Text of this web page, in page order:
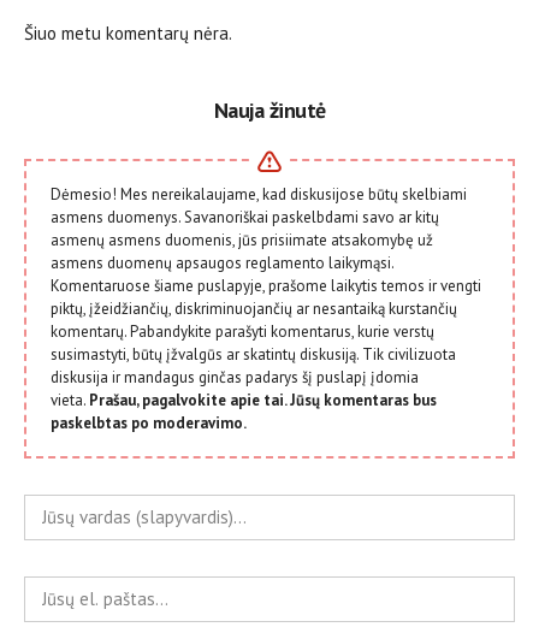
Šiuo metu komentarų nėra.
Nauja žinutė
Dėmesio! Mes nereikalaujame, kad diskusijose būtų skelbiami
asmens duomenys. Savanoriškai paskelbdami savo ar kitų
asmenų asmens duomenis, jūs prisiimate atsakomybę už
asmens duomenų apsaugos reglamento laikymąsi.
Komentaruose šiame puslapyje, prašome laikytis temos ir vengti
piktų, įžeidžiančių, diskriminuojančių ar nesantaiką kurstančių
komentarų. Pabandykite parašyti komentarus, kurie verstų
susimastyti, būtų įžvalgūs ar skatintų diskusiją. Tik civilizuota
diskusija ir mandagus ginčas padarys šį puslapį įdomia
vieta. Prašau, pagalvokite apie tai. Jūsų komentaras bus
paskelbtas po moderavimo.